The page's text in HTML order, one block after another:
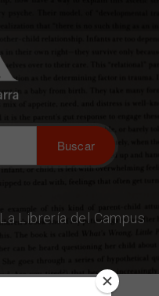
La Librería del Campus